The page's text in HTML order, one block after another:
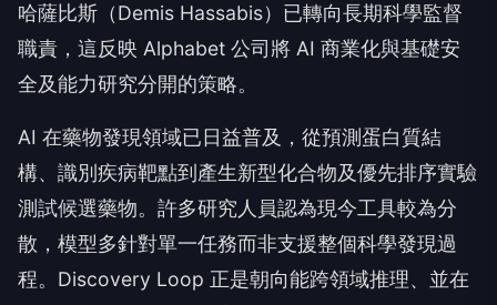
哈薩比斯（Demis Hassabis）已轉向長期科學監督
職責，這反映 Alphabet 公司將 AI 商業化與基礎安
全及能力研究分開的策略。
AI 在藥物發現領域已日益普及，從預測蛋白質結
構、識別疾病靶點到產生新型化合物及優先排序實驗
測試候選藥物。許多研究人員認為現今工具較為分
散，模型多針對單一任務而非支援整個科學發現過
程。Discovery Loop 正是朝向能跨領域推理、並在